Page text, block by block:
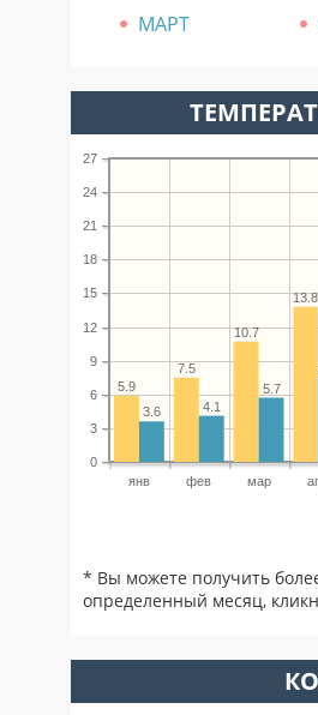
МАРТ
янв фев мар
0
3
6
9
12
15
18
21
24
27
13.8
10.7
7.5
5.9
5.7
4.1
3.6
* Вы можете получить
определенный месяц,